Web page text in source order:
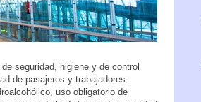
seguridad, higiene y de control
de pasajeros y trabajadores:
uso obligatorio de